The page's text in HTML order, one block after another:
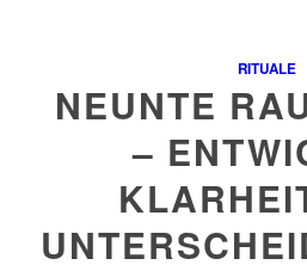
RITUALE
NEUNTE
–